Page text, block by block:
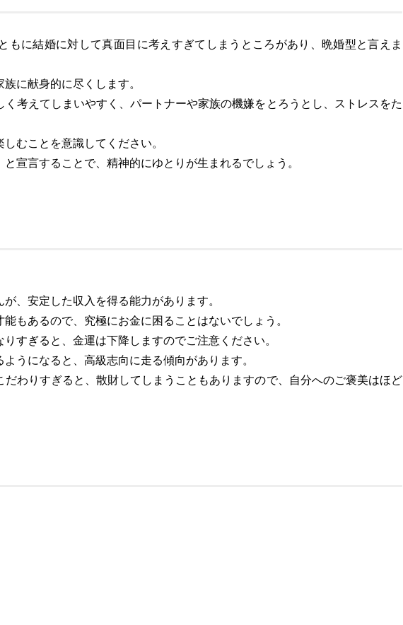
もに結婚に対して真面目に考えすぎてしまうところがあり、晩婚型と言えま
に献身的に尽くします。
く考えてしまいやすく、パートナーや家族の機嫌をとろうとし、ストレスをた
むことを意識してください。
宣言することで、精神的にゆとりが生まれるでしょう。
、安定した収入を得る能力があります。
もあるので、究極にお金に困ることはないでしょう。
すぎると、金運は下降しますのでご注意ください。
うになると、高級志向に走る傾向があります。
だわりすぎると、散財してしまうこともありますので、自分へのご褒美はほど